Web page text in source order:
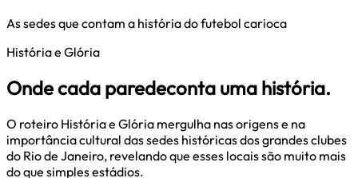
As sedes que contam a história do futebol carioca
História e Glória
Ondecada paredeconta uma história.
O roteiro História e Glória mergulha nas origens e na
importância cultural das sedes históricas dos grandes clubes
do Rio de Janeiro, revelando que esses locais são muito mais
do que simples estádios.